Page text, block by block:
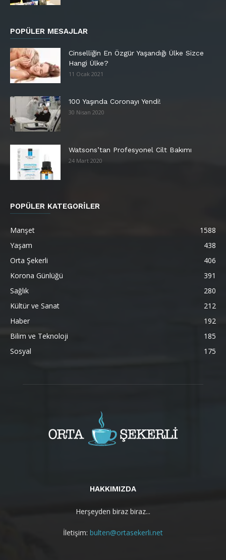
POPÜLER MESAJLAR
Cinselliğin En Özgür Yaşandığı Ülke Sizce
Hangi Ülke?
11 Ocak 2021
100 Yaşında Coronayı Yendi!
30 Nisan 2020
Watsons’tan Profesyonel Cilt Bakımı
24 Mart 2020
POPÜLER KATEGORİLER
Manşet
1588
Yaşam
438
Orta Şekerli
406
Korona Günlüğü
391
Sağlık
280
Kültür ve Sanat
212
Haber
192
Bilim ve Teknoloji
185
Sosyal
175
HAKKIMIZDA
Herşeyden biraz biraz...
İletişim: bulten@ortasekerli.net